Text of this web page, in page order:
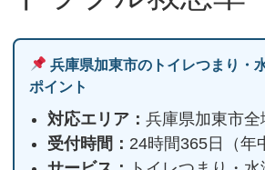
兵庫県加東市のトイレつまり
ポイント
対応エリア：兵庫県加東市全
受付時間： 24時間365日（年